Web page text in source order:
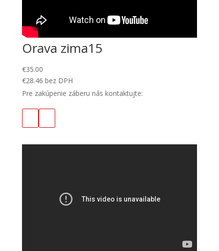
Orava zima15
€35.00
€28.46 bez DPH
Pre zakúpenie záberu nás kontaktujte: